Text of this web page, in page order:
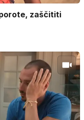
zaščititi